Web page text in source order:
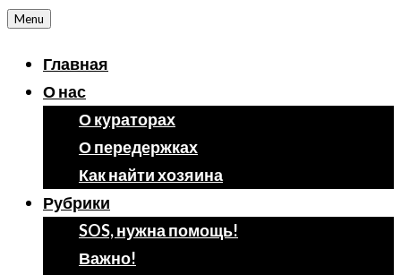
Menu
Главная
О нас
О кураторах
О передержках
Как найти хозяина
Рубрики
SOS, нужна помощь!
Важно!